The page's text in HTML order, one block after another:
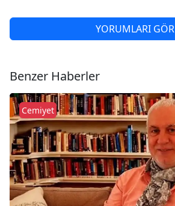
YORUMLARI GÖR
Benzer Haberler
Cemiyet